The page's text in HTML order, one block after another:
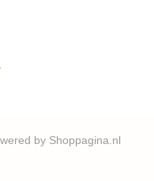
by Shoppagina.nl